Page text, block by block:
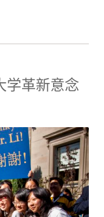
学革新意念